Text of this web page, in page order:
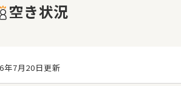
空き状況
7月20日更新